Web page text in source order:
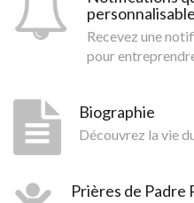
Recevez une
pour
Biographie
Découvrez la vie
Prières de Padre